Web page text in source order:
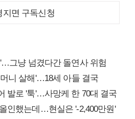
지면 구독신청
그냥 넘겼다간 돌연사 위험
니 살해'…18세 아들 결국
발로 '툭'…사망케 한 70대 결국
인했는데…현실은 '-2,400만원'